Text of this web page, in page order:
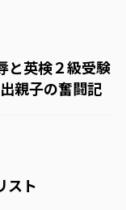
と英検２級受験
親子の奮闘記
スト